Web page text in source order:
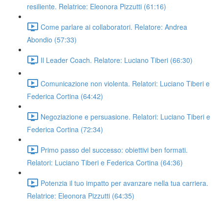
resiliente. Relatrice: Eleonora Pizzutti (61:16)
Come parlare ai collaboratori. Relatore: Andrea
Abondio (57:33)
Il Leader Coach. Relatore: Luciano Tiberi (66:30)
Comunicazione non violenta. Relatori: Luciano Tiberi e
Federica Cortina (64:42)
Negoziazione e persuasione. Relatori: Luciano Tiberi e
Federica Cortina (72:34)
Primo passo del successo: obiettivi ben formati.
Relatori: Luciano Tiberi e Federica Cortina (64:36)
Potenzia il tuo impatto per avanzare nella tua carriera.
Relatrice: Eleonora Pizzutti (64:35)